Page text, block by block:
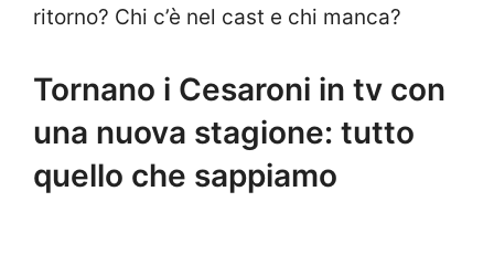
ritorno? Chi c’è nel cast e chi manca?
Tornano i Cesaroni in tv con
una nuova stagione: tutto
quello che sappiamo